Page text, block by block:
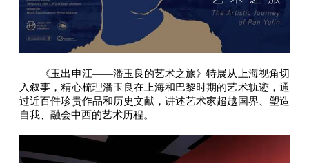
《玉出申江——潘玉良的艺术之旅》特展从上海视角切
入叙事，精心梳理潘玉良在上海和巴黎时期的艺术轨迹，通
过近百件珍贵作品和历史文献，讲述艺术家超越国界、塑造
自我、融会中西的艺术历程。